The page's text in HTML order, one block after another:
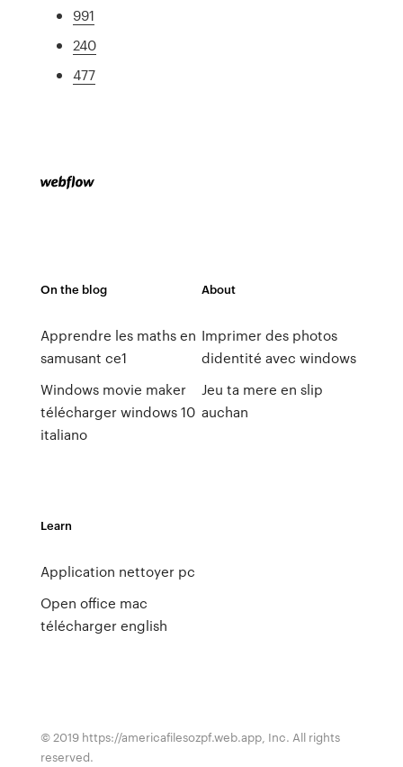
991
240
477
On the blog
Apprendre les maths en
samusant ce1
Windows movie maker
télécharger windows 10
italiano
About
Imprimer des photos
didentité avec windows
Jeu ta mere en slip
auchan
Learn
Application nettoyer pc
Open office mac
télécharger english
© 2019 https://americafilesozpf.web.app, Inc. All rights
reserved.